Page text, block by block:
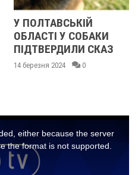
СКАЗ
0
НА
ЯКОГО
ПОКУСАВ
ЛЮДЕЙ